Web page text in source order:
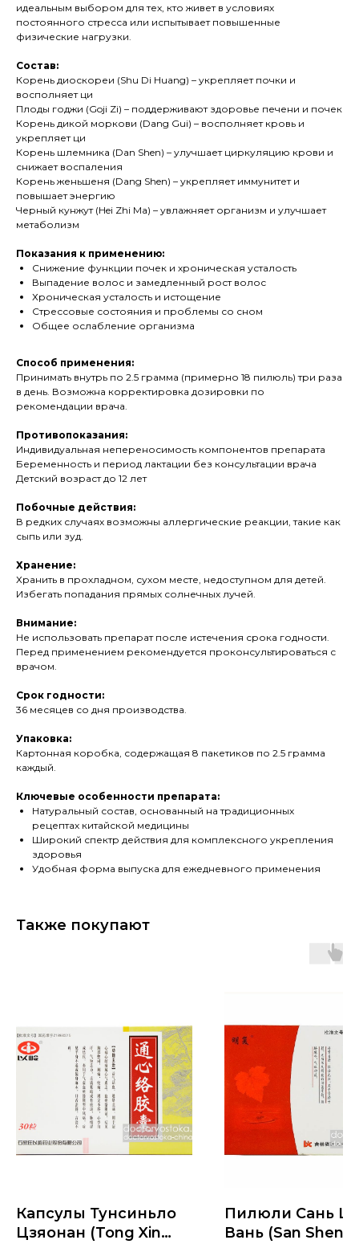
идеальным выбором для тех, кто живет в условиях
постоянного стресса или испытывает повышенные
физические нагрузки.
Состав:
Корень диоскореи (Shu Di Huang) – укрепляет почки и
восполняет ци
Плоды годжи (Goji Zi) – поддерживают здоровье печени и почек
Корень дикой моркови (Dang Gui) – восполняет кровь и
укрепляет ци
Корень шлемника (Dan Shen) – улучшает циркуляцию крови и
снижает воспаления
Корень женьшеня (Dang Shen) – укрепляет иммунитет и
повышает энергию
Черный кунжут (Hei Zhi Ma) – увлажняет организм и улучшает
метаболизм
Показания к применению:
Снижение функции почек и хроническая усталость
Выпадение волос и замедленный рост волос
Хроническая усталость и истощение
Стрессовые состояния и проблемы со сном
Общее ослабление организма
Способ применения:
Принимать внутрь по 2.5 грамма (примерно 18 пилюль) три раза
в день. Возможна корректировка дозировки по
рекомендации врача.
Противопоказания:
Индивидуальная непереносимость компонентов препарата
Беременность и период лактации без консультации врача
Детский возраст до 12 лет
Побочные действия:
В редких случаях возможны аллергические реакции, такие как
сыпь или зуд.
Хранение:
Хранить в прохладном, сухом месте, недоступном для детей.
Избегать попадания прямых солнечных лучей.
Внимание:
Не использовать препарат после истечения срока годности.
Перед применением рекомендуется проконсультироваться с
врачом.
Срок годности:
36 месяцев со дня производства.
Упаковка:
Картонная коробка, содержащая 8 пакетиков по 2.5 грамма
каждый.
Ключевые особенности препарата:
Натуральный состав, основанный на традиционных
рецептах китайской медицины
Широкий спектр действия для комплексного укрепления
здоровья
Удобная форма выпуска для ежедневного применения
Также покупают
Капсулы Тунcиньло
Цзяонан (Tong Xin
Пилюли Сань
Вань (San Shen